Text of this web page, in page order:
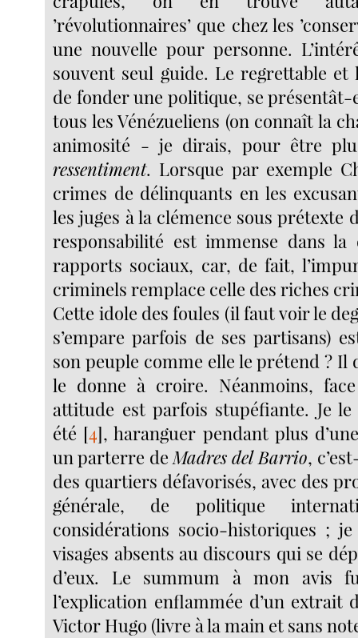
’révolutionnaires’ que chez les
une nouvelle pour personne.
souvent seul guide. Le regrettable et
de fonder une politique, se présentât-
tous les Vénézueliens (on connaît la
animosité - je dirais, pour être
ressentiment. Lorsque par exemple
crimes de délinquants en les
les juges à la clémence sous prétexte
responsabilité est immense dans la
rapports sociaux, car, de fait,
criminels remplace celle des riches
Cette idole des foules (il faut voir le
s’empare parfois de ses partisans)
son peuple comme elle le prétend ?
le donne à croire. Néanmoins,
attitude est parfois stupéfiante. Je
été [4], haranguer pendant plus
un parterre de Madres del Barrio,
des quartiers défavorisés, avec des
générale, de politique
considérations socio-historiques ;
visages absents au discours qui se
d’eux. Le summum à mon avis
l’explication enflammée d’un extrait
Victor Hugo (livre à la main et sans